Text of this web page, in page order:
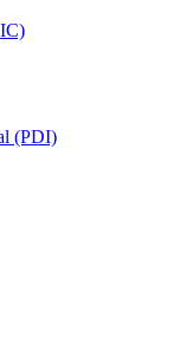
(PDI)